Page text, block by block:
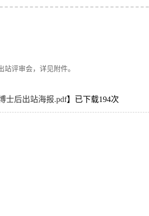
站评审会，详见附件。
士后出站海报.pdf】已下载194次